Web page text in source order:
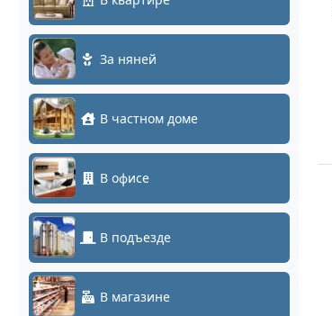
За няней
В частном доме
В офисе
В подъезде
В магазине